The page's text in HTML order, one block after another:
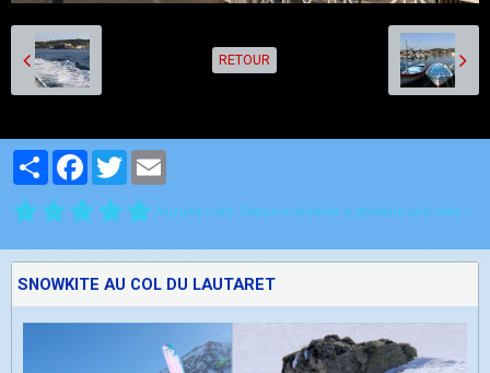
RETOUR
PartagerFacebook
Twitter
Aucune note. Soyez le premier à attribuer une note !
SNOWKITE AU COL DU LAUTARET